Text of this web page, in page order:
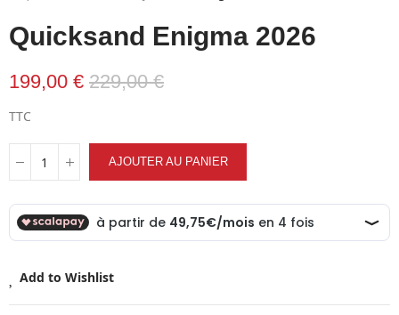
Quicksand Enigma 2026
199,00 € 229,00 €
TTC
AJOUTER AU PANIER
Add to Wishlist